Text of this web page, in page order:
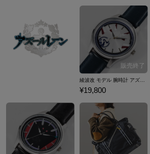
綾波改 モデル 腕時計 アズールレーン
¥19,800